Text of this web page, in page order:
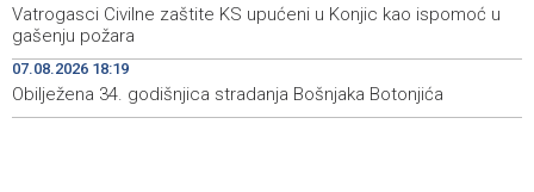
18:55
Zelenski doputovao u Beograd, sutra sastanak s
Vučićem
Vatrogasci Civilne zaštite KS upućeni u Konjic kao ispomoć u
gašenju požara
07.08.2026 18:19
Obilježena 34. godišnjica stradanja Bošnjaka Botonjića